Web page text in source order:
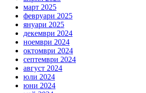
март 2025
февруари 2025
януари 2025
декември 2024
ноември 2024
октомври 2024
септември 2024
август 2024
юли 2024
юни 2024